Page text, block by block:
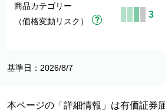
商品カテゴリー
（価格変動リスク）
3
基準日：2026/8/7
本ページの「詳細情報」は有価証券